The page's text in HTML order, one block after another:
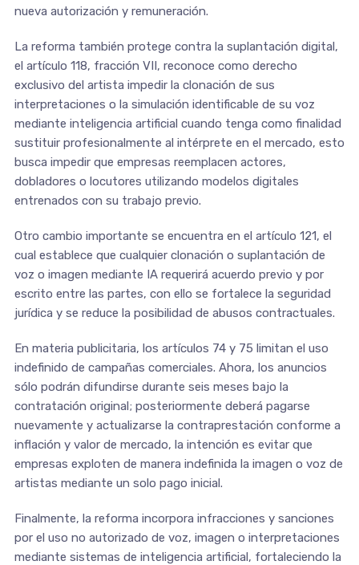
nueva autorización y remuneración.
La reforma también protege contra la suplantación digital,
el artículo 118, fracción VII, reconoce como derecho
exclusivo del artista impedir la clonación de sus
interpretaciones o la simulación identificable de su voz
mediante inteligencia artificial cuando tenga como finalidad
sustituir profesionalmente al intérprete en el mercado, esto
busca impedir que empresas reemplacen actores,
dobladores o locutores utilizando modelos digitales
entrenados con su trabajo previo.
Otro cambio importante se encuentra en el artículo 121, el
cual establece que cualquier clonación o suplantación de
voz o imagen mediante IA requerirá acuerdo previo y por
escrito entre las partes, con ello se fortalece la seguridad
jurídica y se reduce la posibilidad de abusos contractuales.
En materia publicitaria, los artículos 74 y 75 limitan el uso
indefinido de campañas comerciales. Ahora, los anuncios
sólo podrán difundirse durante seis meses bajo la
contratación original; posteriormente deberá pagarse
nuevamente y actualizarse la contraprestación conforme a
inflación y valor de mercado, la intención es evitar que
empresas exploten de manera indefinida la imagen o voz de
artistas mediante un solo pago inicial.
Finalmente, la reforma incorpora infracciones y sanciones
por el uso no autorizado de voz, imagen o interpretaciones
mediante sistemas de inteligencia artificial, fortaleciendo la